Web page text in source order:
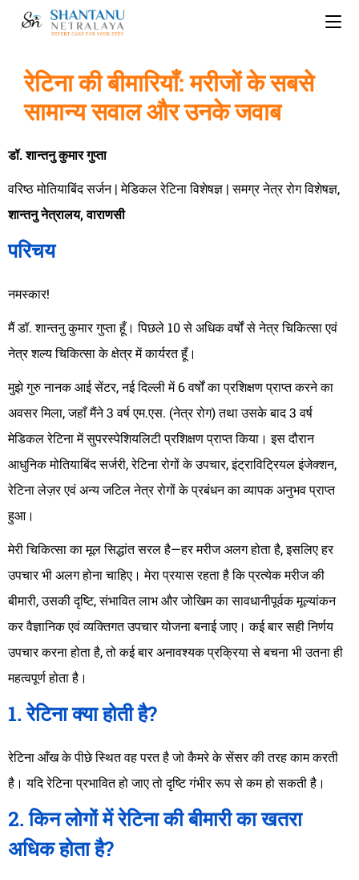
रेटिना की बीमारियाँ: मरीजों के सबसे
सामान्य सवाल और उनके जवाब
डॉ. शान्तनु कुमार गुप्ता
वरिष्ठ मोतियाबिंद सर्जन | मेडिकल रेटिना विशेषज्ञ | समग्र नेत्र रोग विशेषज्ञ,
शान्तनु नेत्रालय, वाराणसी
परिचय
नमस्कार!
मैं डॉ. शान्तनु कुमार गुप्ता हूँ। पिछले 10 से अधिक वर्षों से नेत्र चिकित्सा एवं
नेत्र शल्य चिकित्सा के क्षेत्र में कार्यरत हूँ।
मुझे गुरु नानक आई सेंटर, नई दिल्ली में 6 वर्षों का प्रशिक्षण प्राप्त करने का
अवसर मिला, जहाँ मैंने 3 वर्ष एम.एस. (नेत्र रोग) तथा उसके बाद 3 वर्ष
मेडिकल रेटिना में सुपरस्पेशियलिटी प्रशिक्षण प्राप्त किया। इस दौरान
आधुनिक मोतियाबिंद सर्जरी, रेटिना रोगों के उपचार, इंट्राविट्रियल इंजेक्शन,
रेटिना लेज़र एवं अन्य जटिल नेत्र रोगों के प्रबंधन का व्यापक अनुभव प्राप्त
हुआ।
मेरी चिकित्सा का मूल सिद्धांत सरल है—हर मरीज अलग होता है, इसलिए हर
उपचार भी अलग होना चाहिए। मेरा प्रयास रहता है कि प्रत्येक मरीज की
बीमारी, उसकी दृष्टि, संभावित लाभ और जोखिम का सावधानीपूर्वक मूल्यांकन
कर वैज्ञानिक एवं व्यक्तिगत उपचार योजना बनाई जाए। कई बार सही निर्णय
उपचार करना होता है, तो कई बार अनावश्यक प्रक्रिया से बचना भी उतना ही
महत्वपूर्ण होता है।
1. रेटिना क्या होती है?
रेटिना आँख के पीछे स्थित वह परत है जो कैमरे के सेंसर की तरह काम करती
है। यदि रेटिना प्रभावित हो जाए तो दृष्टि गंभीर रूप से कम हो सकती है।
2. किन लोगों में रेटिना की बीमारी का खतरा
अधिक होता है?